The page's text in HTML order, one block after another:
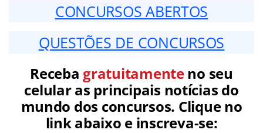
CONCURSOS ABERTOS
QUESTÕES DE CONCURSOS
Receba gratuitamenteno seu
celular as principais notícias do
mundo dos concursos. Clique no
link abaixo e inscreva-se: